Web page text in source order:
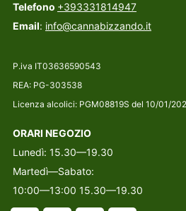
Telefono +393331814947
Email: info@cannabizzando.it
P.iva IT03636590543
REA: PG-303538
Licenza alcolici: PGM08819S del 10/01/
ORARI NEGOZIO
Lunedì: 15.30—19.30
Martedì—Sabato:
10:00—13:00 15.30—19.30